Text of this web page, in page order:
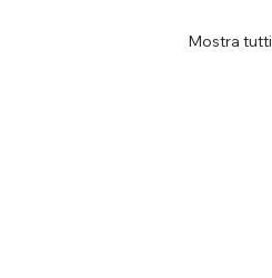
Mostra tutti